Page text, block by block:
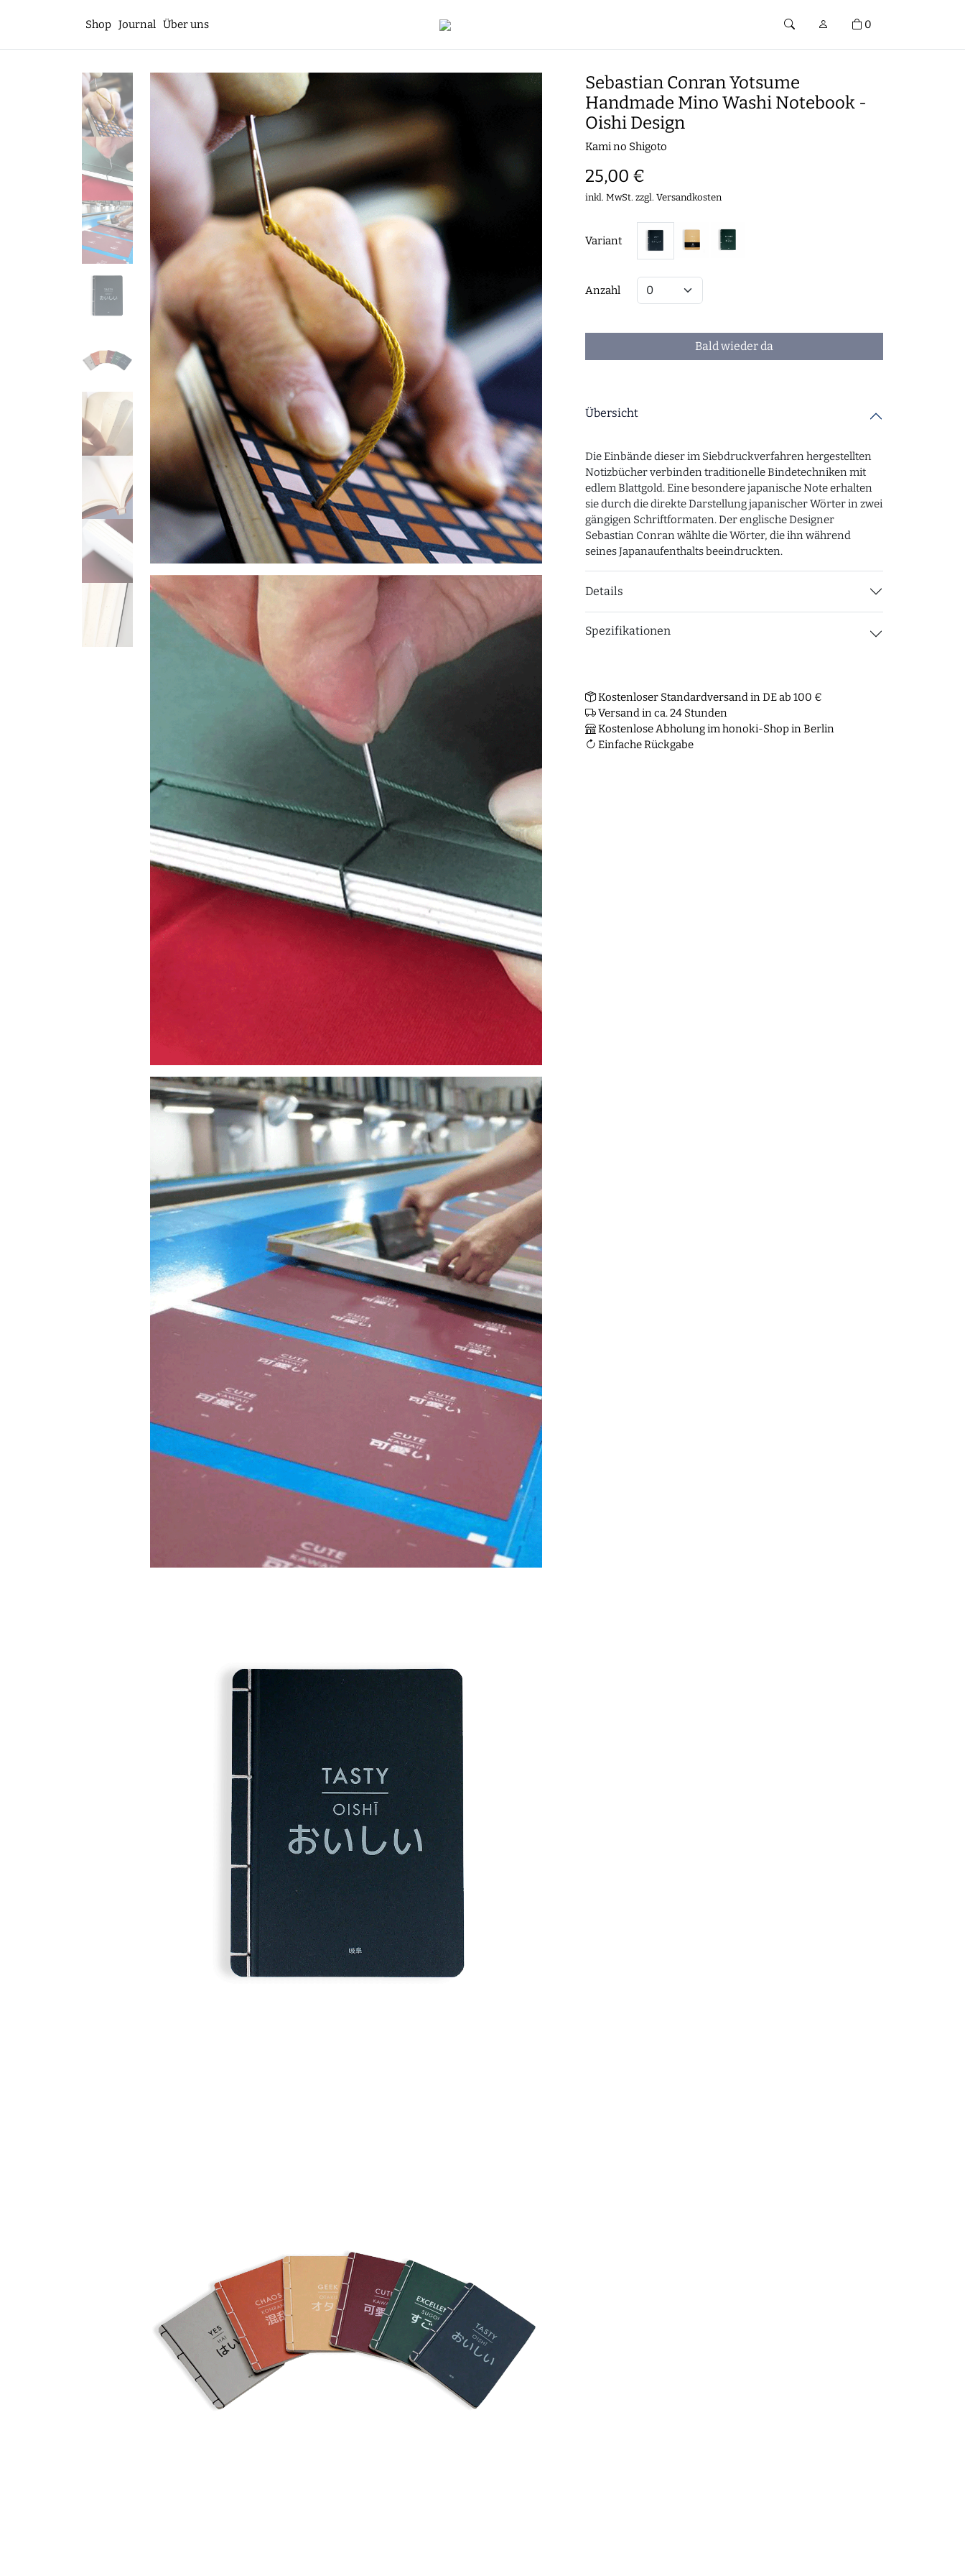
Shop Journal Über uns 0
Sebastian Conran Yotsume
Handmade Mino Washi Notebook -
Oishi Design
Kami no Shigoto
25,00 €
inkl. MwSt. zzgl. Versandkosten
Variant
Anzahl
Bald wieder da
Übersicht
Die Einbände dieser im Siebdruckverfahren hergestellten
Notizbücher verbinden traditionelle Bindetechniken mit
edlem Blattgold. Eine besondere japanische Note erhalten
sie durch die direkte Darstellung japanischer Wörter in zwei
gängigen Schriftformaten. Der englische Designer
Sebastian Conran wählte die Wörter, die ihn während
seines Japanaufenthalts beeindruckten.
Details
Spezifikationen
Kostenloser Standardversand in DE ab 100 €
Versand in ca. 24 Stunden
Kostenlose Abholung im honoki-Shop in Berlin
Einfache Rückgabe